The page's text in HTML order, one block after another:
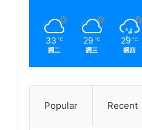
33 ℃
週二
29 ℃
週三
29 ℃
週四
Popular Recent